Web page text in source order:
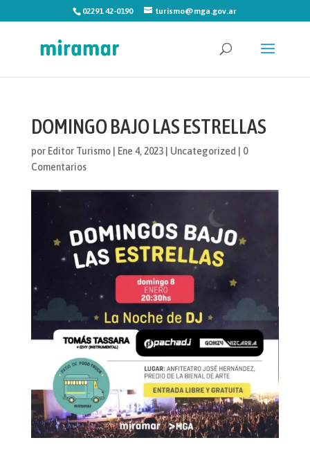
02291 42-0190 turismo@mga.gov.ar
DOMINGO BAJO LAS ESTRELLAS
por Editor Turismo| Ene 4, 2023| Uncategorized
0
Comentarios